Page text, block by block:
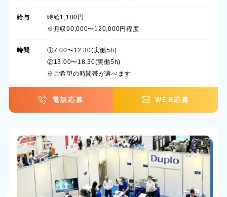
給与
時給1,100円
※月収90,000〜120,000円程度
時間
①7:00〜12:30(実働5h)
②13:00〜18:30(実働5h)
※ご希望の時間帯が選べます
電話応募 WEB応募